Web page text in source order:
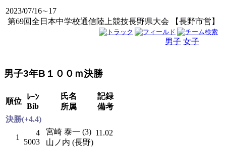
2023/07/16∼17
第69回全日本中学校通信陸上競技長野県大会 【長野市営】
男子 女子
男子3年B１００ｍ決勝
順位
ﾚｰﾝ
Bib
氏名
所属
記録
備考
決勝(+4.4)
1
4
5003
宮崎 泰一 (3)
山ノ内 (長野)
11.02